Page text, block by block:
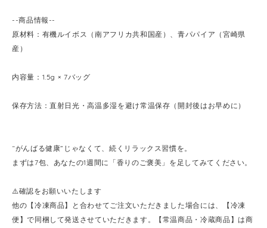
--商品情報--
原材料：有機ルイボス（南アフリカ共和国産）、青パパイア（宮崎県
産）
内容量：1.5g × 7バッグ
保存方法：直射日光・高温多湿を避け常温保存（開封後はお早めに）
“がんばる健康”じゃなくて、続くリラックス習慣を。
まずは7包、あなたの1週間に「香りのご褒美」を足してみてください。
⚠️確認をお願いいたします
他の【冷凍商品】と合わせてご注文いただきました場合には、【冷凍
便】で同梱して発送させていただきます。【常温商品・冷蔵商品】は商